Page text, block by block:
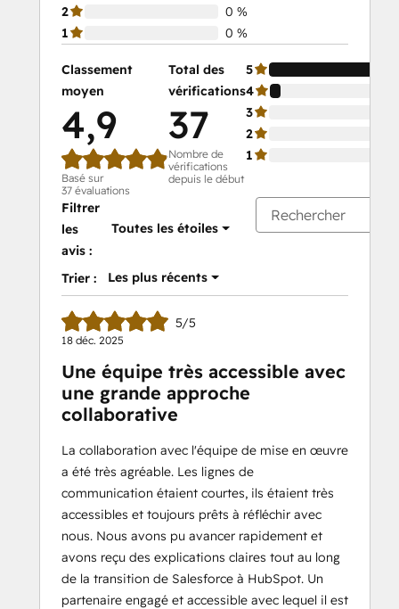
2
0 %
1
0 %
Classement
moyen
4,9
Basé sur
37 évaluations
Total des
vérifications
37
Nombre de
vérifications
depuis le début
5
4
3
2
1
Filtrer
les
avis :
Toutes les étoiles
Trier : Les plus récents
5/5
18 déc. 2025
Une équipe très accessible avec
une grande approche
collaborative
La collaboration avec l'équipe de mise en œuvre
a été très agréable. Les lignes de
communication étaient courtes, ils étaient très
accessibles et toujours prêts à réfléchir avec
nous. Nous avons pu avancer rapidement et
avons reçu des explications claires tout au long
de la transition de Salesforce à HubSpot. Un
partenaire engagé et accessible avec lequel il est